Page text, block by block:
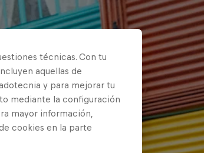
técnicas. Con tu
aquellas de
y para mejorar tu
mediante la configuración
mayor información,
cookies en la parte